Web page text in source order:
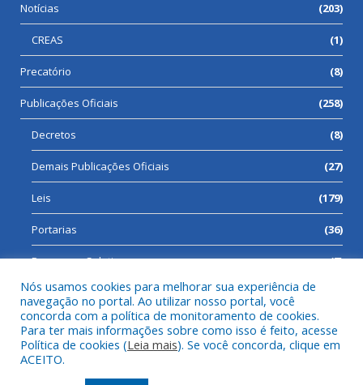
Notícias (203)
CREAS (1)
Precatório (8)
Publicações Oficiais (258)
Decretos (8)
Demais Publicações Oficiais (27)
Leis (179)
Portarias (36)
Processos Seletivos (7)
Todos os direitos reservados a Prefeitura Municipal de Cumaru
do Norte.
Nós usamos cookies para melhorar sua experiência de
navegação no portal. Ao utilizar nosso portal, você
concorda com a política de monitoramento de cookies.
Para ter mais informações sobre como isso é feito, acesse
Política de cookies (Leia mais). Se você concorda, clique em
ACEITO.